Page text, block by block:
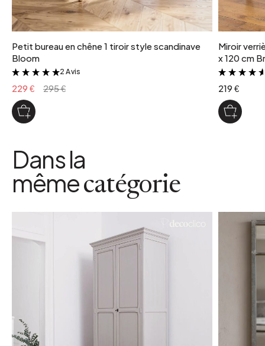
Petit bureau en chêne 1 tiroir style scandinave
Bloom
&
2 Avis
229 € 295 €
Miroir
x 120 cm
219 €
Dans la
mêmecatégorie